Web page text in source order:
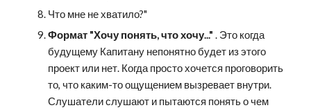
Что мне не хватило?"
Формат "Хочу понять, что хочу..." . Это когда
будущему Капитану непонятно будет из этого
проект или нет. Когда просто хочется проговорить
то, что каким-то ощущением вызревает внутри.
Слушатели слушают и пытаются понять о чем